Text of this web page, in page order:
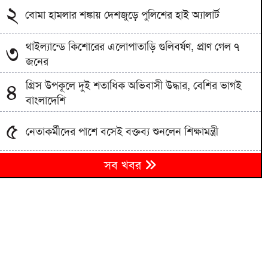
২ বোমা হামলার শঙ্কায় দেশজুড়ে পুলিশের হাই অ্যালার্ট
৩ থাইল্যান্ডে কিশোরের এলোপাতাড়ি গুলিবর্ষণ, প্রাণ গেল ৭
জনের
৪
গ্রিস উপকূলে দুই শতাধিক অভিবাসী উদ্ধার, বেশির ভাগই
বাংলাদেশি
৫ নেতাকর্মীদের পাশে বসেই বক্তব্য শুনলেন শিক্ষামন্ত্রী
সিলেটে ছেলে হত্যার বিচার দেখে যেতে পারেননি পিতা
সব খবর